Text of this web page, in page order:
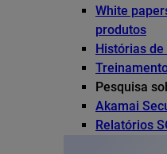
White
produtos
Histórias
Pesquisa
Akamai
Relatórios